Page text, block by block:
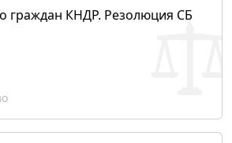
граждан КНДР. Резолюция СБ